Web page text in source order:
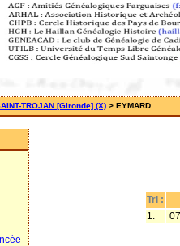
TROJAN [Gironde] (X) > EYMARD
Tri :
1.